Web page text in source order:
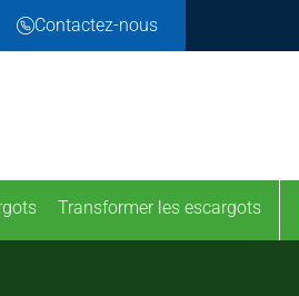
Contactez-nous
Transformer les escargots